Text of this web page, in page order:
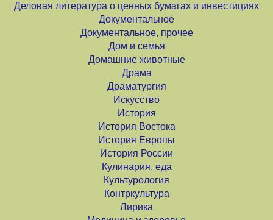
Деловая литература о ценных бумагах и инвестициях
Документальное
Документальное, прочее
Дом и семья
Домашние животные
Драма
Драматургия
Искусство
История
История Востока
История Европы
История России
Кулинария, еда
Культурология
Контркультура
Лирика